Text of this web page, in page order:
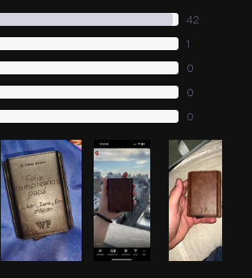
42
1
0
0
0